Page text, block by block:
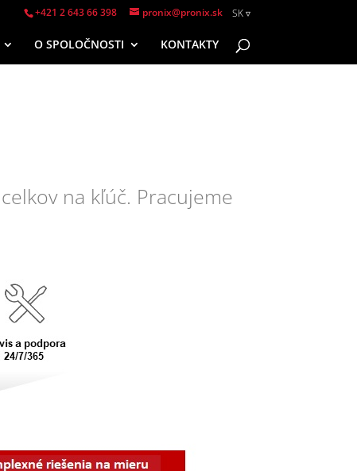
+421 2 643 66 398 pronix@pronix.sk SK
EN
O SPOLOČNOSTI KONTAKTY
na kľúč. Pracujeme